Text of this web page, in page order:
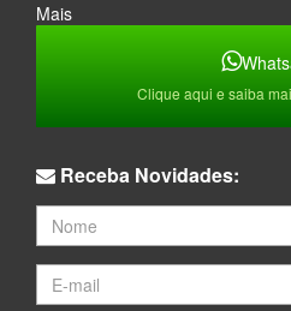
Mais
Clique aqui e saiba
Receba Novidades: